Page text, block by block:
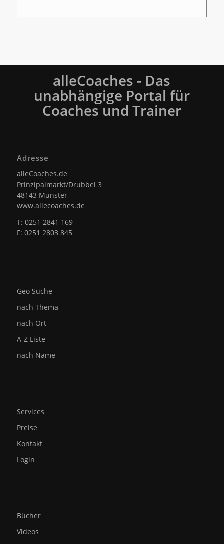
alleCoaches - Das
unabhängige Portal für
Coaches und Trainer
Adresse
alleCoaches.de
Prinzipalmarkt/Drubbel 3
48143 Münster
www.allecoaches.de
T: 0251 2841 169
F: 0251 2803 845
Geo Suche
nach Thema
nach Ort
A-Z Liste
nach Name
Services
Preise
Kontakt
Login
Bücher
Videos